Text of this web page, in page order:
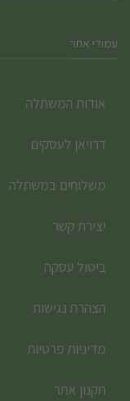
עמודי אתר
אודות המשתלה
דרויאן לעסקים
משלוחים במשתלה
יצירת קשר
ביטול עסקה
הצהרת נגישות
מדיניות פרטיות
תקנון אתר